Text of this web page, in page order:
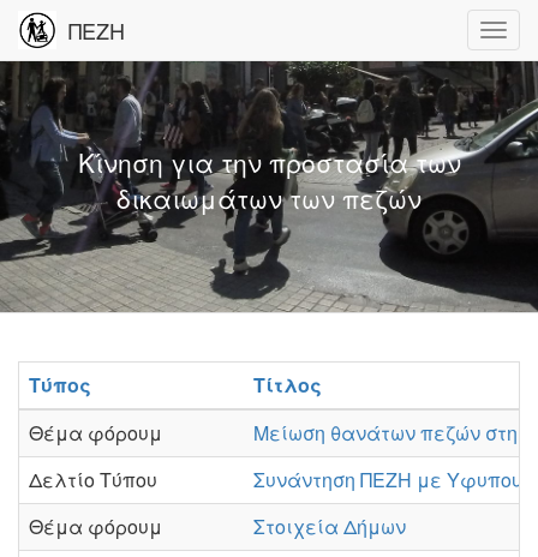
ΠΕΖΗ
Κίνηση για την προστασία των
δικαιωμάτων των πεζών
Τύπος
Τίτλος
Θέμα φόρουμ
Μείωση θανάτων πεζών στη
Δελτίο Τύπου
Συνάντηση ΠΕΖΗ με
Θέμα φόρουμ
Στοιχεία Δήμων